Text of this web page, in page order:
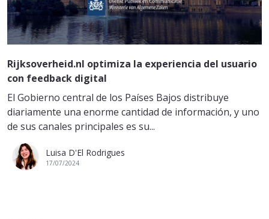
Rijksoverheid.nl optimiza la experiencia del usuario
con feedback digital
El Gobierno central de los Países Bajos distribuye
diariamente una enorme cantidad de información, y uno
de sus canales principales es su...
Luisa D'El Rodrigues
17/07/2024